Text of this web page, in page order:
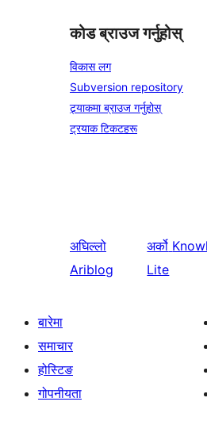
कोड ब्राउज गर्नुहोस्
विकास लग
Subversion repository
ट्र्याकमा ब्राउज गर्नुहोस्
ट्रयाक टिकटहरू
अघिल्लो
Ariblog
अर्को
Lite
बारेमा
समाचार
होस्टिङ
गोपनीयता